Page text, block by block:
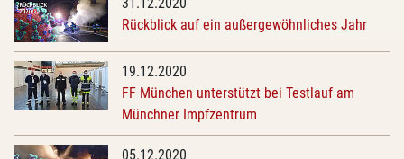
Rückblick auf ein außergewöhnliches Jahr
19.12.2020
FF München unterstützt bei Testlauf am
Münchner Impfzentrum
05.12.2020